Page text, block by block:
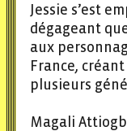
Jessie s’est
dégageant
aux
France,
plusieurs
Magali